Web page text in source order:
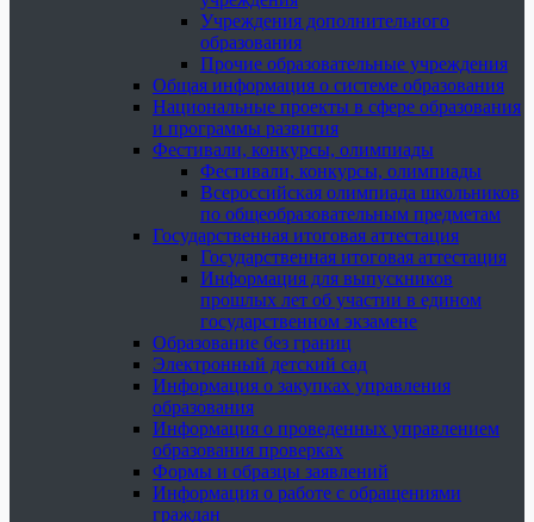
Учреждения дополнительного
образования
Прочие образовательные учреждения
Общая информация о системе образования
Национальные проекты в сфере образования
и программы развития
Фестивали, конкурсы, олимпиады
Фестивали, конкурсы, олимпиады
Всероссийская олимпиада школьников
по общеобразовательным предметам
Государственная итоговая аттестация
Государственная итоговая аттестация
Информация для выпускников
прошлых лет об участии в едином
государственном экзамене
Образование без границ
Электронный детский сад
Информация о закупках управления
образования
Информация о проведенных управлением
образования проверках
Формы и образцы заявлений
Информация о работе с обращениями
граждан